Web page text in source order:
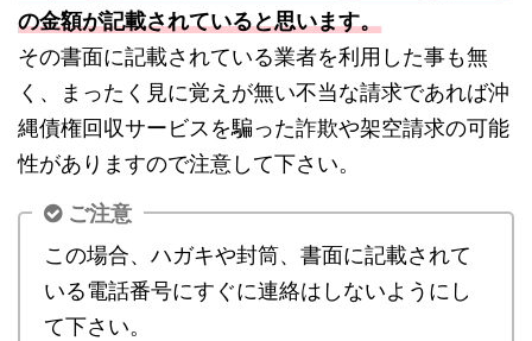
の金額が記載されていると思います。
その書面に記載されている業者を利用した事も無
く、まったく見に覚えが無い不当な請求であれば沖
縄債権回収サービスを騙った詐欺や架空請求の可能
性がありますので注意して下さい。
ご注意
この場合、ハガキや封筒、書面に記載されて
いる電話番号にすぐに連絡はしないようにし
て下さい。